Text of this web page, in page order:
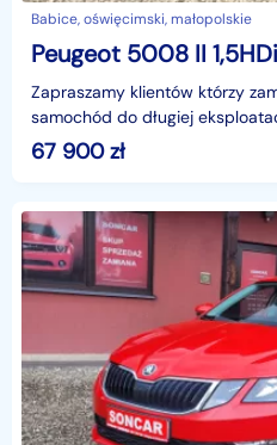
Babice, oświęcimski, małopolskie
Zapraszamy klientów którzy
samochód do długiej
cenach po przejściach.W celu
67 900zł